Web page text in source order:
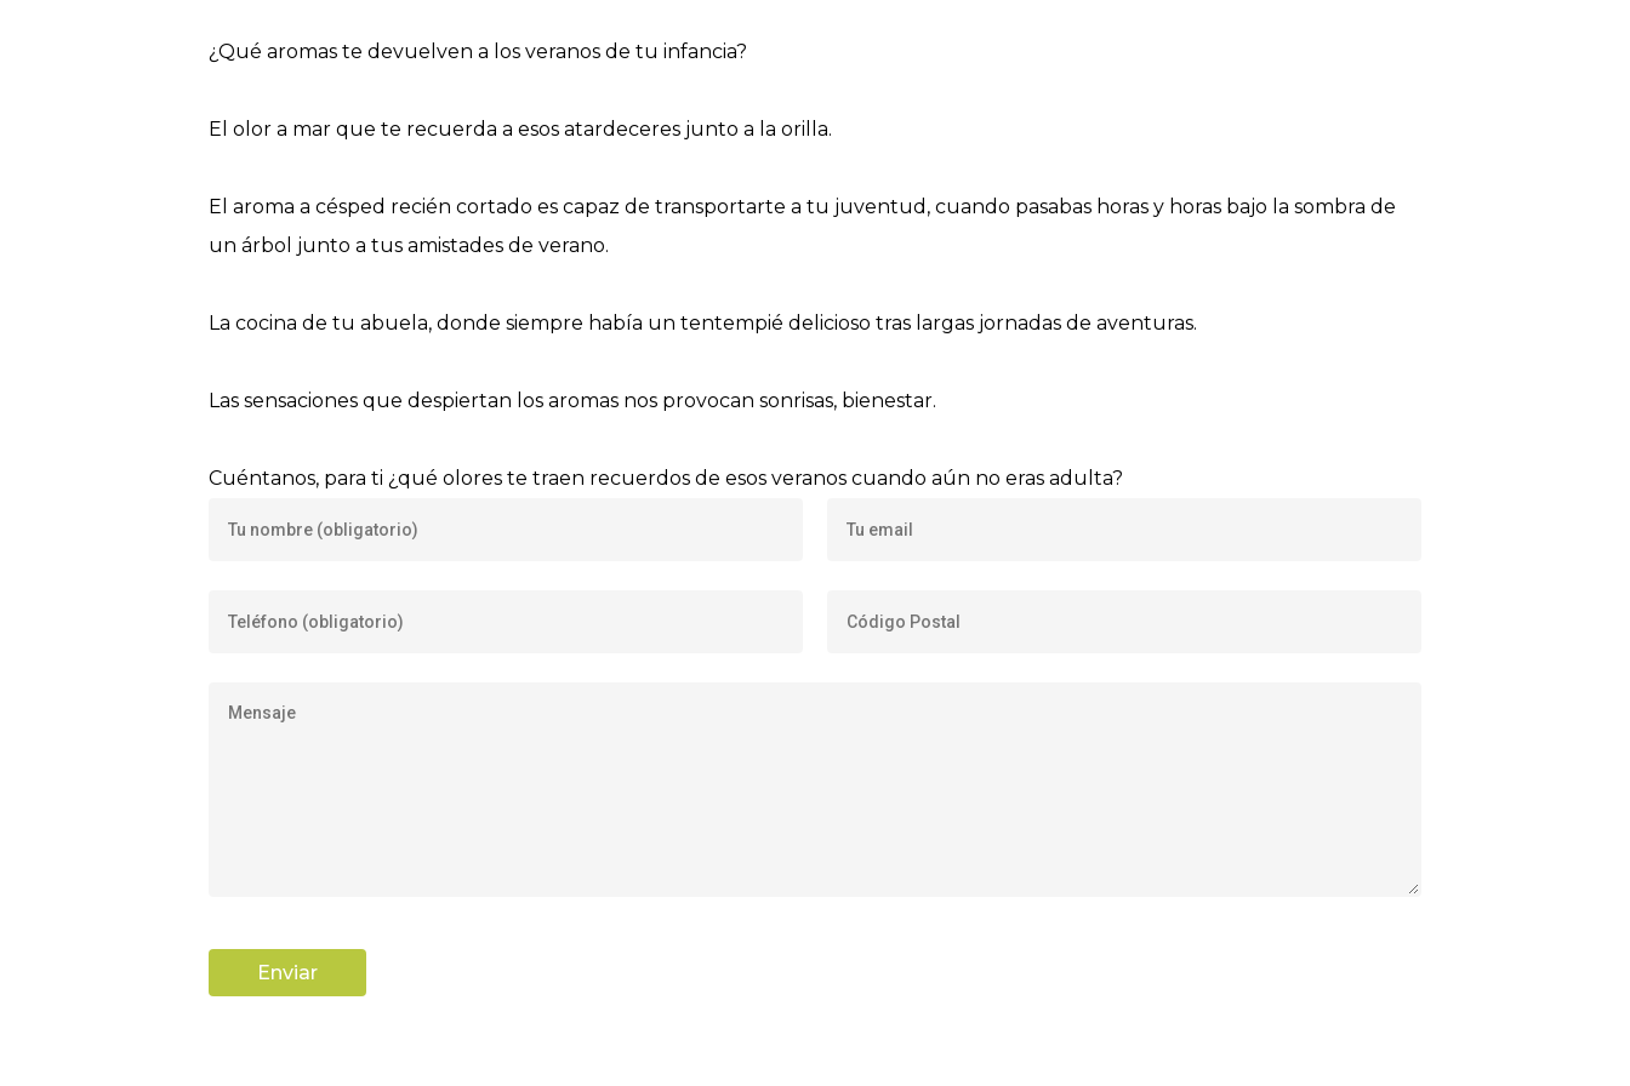
¿Qué aromas te devuelven a los veranos de tu infancia?
El olor a mar que te recuerda a esos atardeceres junto a la orilla.
El aroma a césped recién cortado es capaz de transportarte a tu juventud, cuando pasabas horas y horas bajo la sombra de
un árbol junto a tus amistades de verano.
La cocina de tu abuela, donde siempre había un tentempié delicioso tras largas jornadas de aventuras.
Las sensaciones que despiertan los aromas nos provocan sonrisas, bienestar.
Cuéntanos, para ti ¿qué olores te traen recuerdos de esos veranos cuando aún no eras adulta?